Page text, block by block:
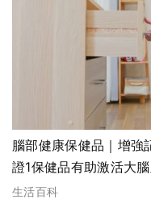
腦部健康保健品｜增強
證1保健品有助激活大
生活百科